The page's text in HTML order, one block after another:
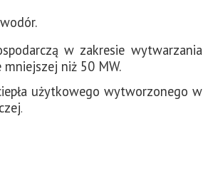
w zakresie wytwarzania
niż 50 MW.
użytkowego wytworzonego w
.